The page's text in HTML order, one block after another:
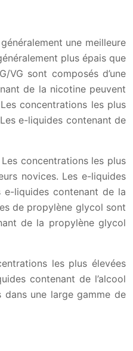
une meilleure
plus épais que
sont composés d’une
de la nicotine peuvent
concentrations les plus
e-liquides contenant de
concentrations les plus
novices. Les e-liquides
liquides contenant de la
de propylène glycol sont
de la propylène glycol
les plus élevées
contenant de l’alcool
une large gamme de